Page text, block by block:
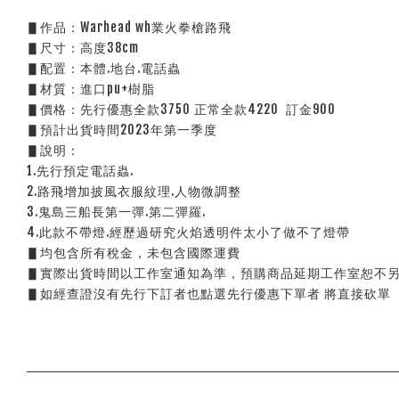
▋作品：Warhead wh業火拳槍路飛
▋尺寸：高度38cm
▋配置：本體.地台.電話蟲
▋材質：進口pu+樹脂
▋價格：先行優惠全款3750 正常全款4220  訂金900
▋預計出貨時間2023年第一季度
▋說明：
1.先行預定電話蟲.
2.路飛增加披風衣服紋理.人物微調整
3.鬼島三船長第一彈.第二彈羅.
4.此款不帶燈.經歷過研究火焰透明件太小了做不了燈帶
▋均包含所有稅金，未包含國際運費
▋實際出貨時間以工作室通知為準，預購商品延期工作室恕不
▋如經查證沒有先行下訂者也點選先行優惠下單者 將直接砍單